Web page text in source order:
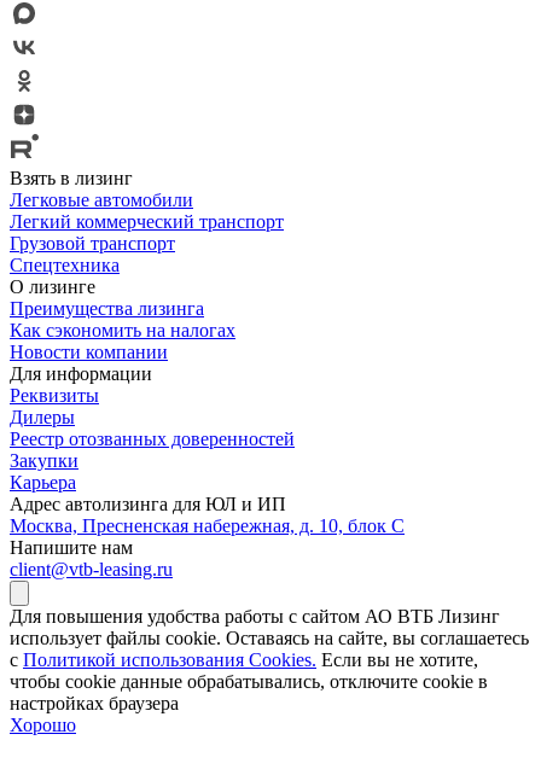
Взять в лизинг
Легковые автомобили
Легкий коммерческий транспорт
Грузовой транспорт
Спецтехника
О лизинге
Преимущества лизинга
Как сэкономить на налогах
Новости компании
Для информации
Реквизиты
Дилеры
Реестр отозванных доверенностей
Закупки
Карьера
Адрес автолизинга для ЮЛ и ИП
Москва, Пресненская набережная, д. 10, блок С
Напишите нам
client@vtb-leasing.ru
Для повышения удобства работы с сайтом АО ВТБ Лизинг
использует файлы cookie. Оставаясь на сайте, вы соглашаетесь
с Политикой использования Cookies. Если вы не хотите,
чтобы сookie данные обрабатывались, отключите cookie в
настройках браузера
Хорошо